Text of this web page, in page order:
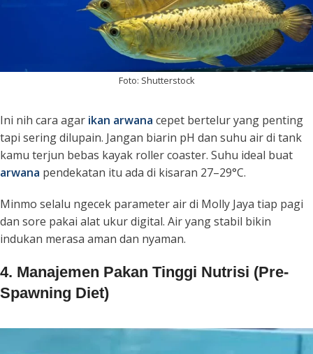
Foto: Shutterstock
Ini nih cara agar ikan arwana cepet bertelur yang penting
tapi sering dilupain. Jangan biarin pH dan suhu air di tank
kamu terjun bebas kayak roller coaster. Suhu ideal buat
arwana pendekatan itu ada di kisaran 27–29°C.
Minmo selalu ngecek parameter air di Molly Jaya tiap pagi
dan sore pakai alat ukur digital. Air yang stabil bikin
indukan merasa aman dan nyaman.
4. Manajemen Pakan Tinggi Nutrisi (Pre-
Spawning Diet)